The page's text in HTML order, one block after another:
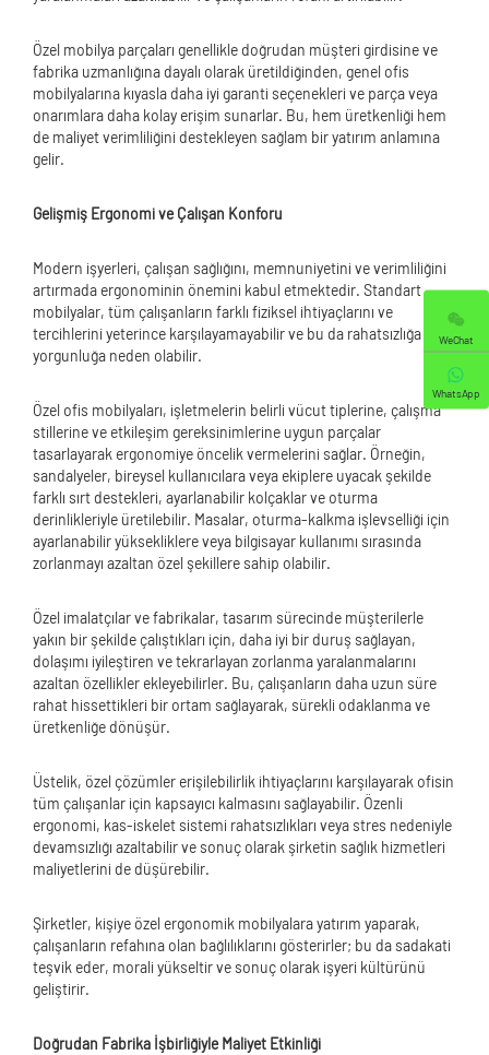
Özel mobilya parçaları genellikle doğrudan müşteri girdisine ve
fabrika uzmanlığına dayalı olarak üretildiğinden, genel ofis
mobilyalarına kıyasla daha iyi garanti seçenekleri ve parça veya
onarımlara daha kolay erişim sunarlar. Bu, hem üretkenliği hem
de maliyet verimliliğini destekleyen sağlam bir yatırım anlamına
gelir.
Gelişmiş Ergonomi ve Çalışan Konforu
Modern işyerleri, çalışan sağlığını, memnuniyetini ve verimliliğini
artırmada ergonominin önemini kabul etmektedir. Standart
mobilyalar, tüm çalışanların farklı fiziksel ihtiyaçlarını ve
tercihlerini yeterince karşılayamayabilir ve bu da rahatsızlığa ve
yorgunluğa neden olabilir.
Özel ofis mobilyaları, işletmelerin belirli vücut tiplerine, çalışma
stillerine ve etkileşim gereksinimlerine uygun parçalar
tasarlayarak ergonomiye öncelik vermelerini sağlar. Örneğin,
sandalyeler, bireysel kullanıcılara veya ekiplere uyacak şekilde
farklı sırt destekleri, ayarlanabilir kolçaklar ve oturma
derinlikleriyle üretilebilir. Masalar, oturma-kalkma işlevselliği için
ayarlanabilir yüksekliklere veya bilgisayar kullanımı sırasında
zorlanmayı azaltan özel şekillere sahip olabilir.
Özel imalatçılar ve fabrikalar, tasarım sürecinde müşterilerle
yakın bir şekilde çalıştıkları için, daha iyi bir duruş sağlayan,
dolaşımı iyileştiren ve tekrarlayan zorlanma yaralanmalarını
azaltan özellikler ekleyebilirler. Bu, çalışanların daha uzun süre
rahat hissettikleri bir ortam sağlayarak, sürekli odaklanma ve
üretkenliğe dönüşür.
Üstelik, özel çözümler erişilebilirlik ihtiyaçlarını karşılayarak ofisin
tüm çalışanlar için kapsayıcı kalmasını sağlayabilir. Özenli
ergonomi, kas-iskelet sistemi rahatsızlıkları veya stres nedeniyle
devamsızlığı azaltabilir ve sonuç olarak şirketin sağlık hizmetleri
maliyetlerini de düşürebilir.
Şirketler, kişiye özel ergonomik mobilyalara yatırım yaparak,
çalışanların refahına olan bağlılıklarını gösterirler; bu da sadakati
teşvik eder, morali yükseltir ve sonuç olarak işyeri kültürünü
geliştirir.
Doğrudan Fabrika İşbirliğiyle Maliyet Etkinliği
WeChat
WhatsApp